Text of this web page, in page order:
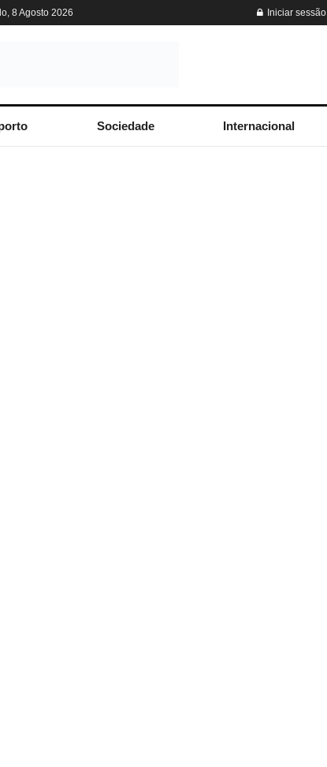
8 Agosto 2026 Iniciar sessão
Sociedade Internacional